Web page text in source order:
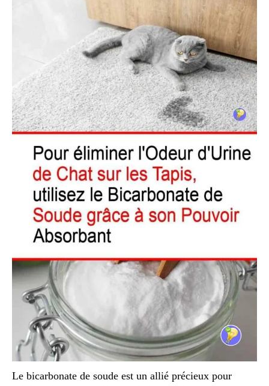
Le bicarbonate de soude est un allié précieux pour